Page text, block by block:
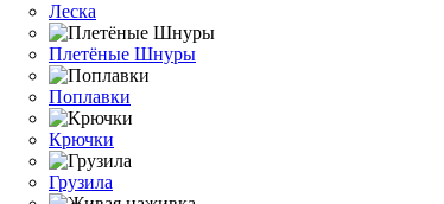
Леска
Плетёные Шнуры
Поплавки
Крючки
Грузила